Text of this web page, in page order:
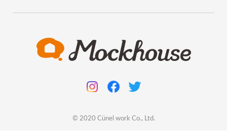
© 2020 Cünel work Co., Ltd.